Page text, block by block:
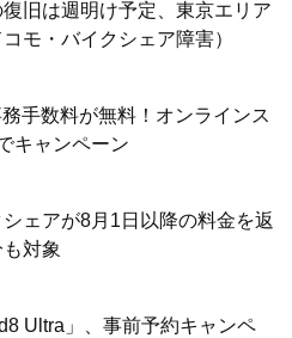
旧は週明け予定、東京エリア
モ・バイクシェア障害）
務手数料が無料！オンラインス
キャンペーン
シェアが8月1日以降の料金を返
対象
Ultra」、事前予約キャンペ